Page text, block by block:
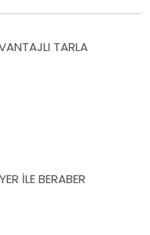
TARLA
İLE BERABER